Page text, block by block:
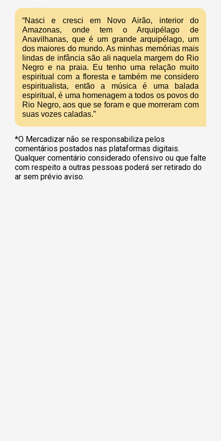
“Nasci e cresci em Novo Airão, interior do
Amazonas, onde tem o Arquipélago de
Anavilhanas, que é um grande arquipélago, um
dos maiores do mundo. As minhas memórias mais
lindas de infância são ali naquela margem do Rio
Negro e na praia. Eu tenho uma relação muito
espiritual com a floresta e também me considero
espiritualista, então a música é uma balada
espiritual, é uma homenagem a todos os povos do
Rio Negro, aos que se foram e que morreram com
suas vozes caladas.”
*O Mercadizar não se responsabiliza pelos
comentários postados nas plataformas digitais.
Qualquer comentário considerado ofensivo ou que falte
com respeito a outras pessoas poderá ser retirado do
ar sem prévio aviso.